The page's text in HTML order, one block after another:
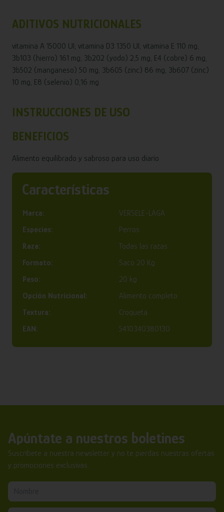
ADITIVOS NUTRICIONALES
vitamina A 15000 UI, vitamina D3 1350 UI, vitamina E 110 mg,
3b103 (hierro) 161 mg, 3b202 (yodo) 2,5 mg, E4 (cobre) 6 mg,
3b502 (manganeso) 50 mg, 3b605 (zinc) 86 mg, 3b607 (zinc)
10 mg, E8 (selenio) 0,16 mg
INSTRUCCIONES DE USO
BENEFICIOS
Alimento equilibrado y sabroso para uso diario
Características
Marca:
VERSELE-LAGA
Especies:
Perros
Raza:
Todas las razas
Formato:
Saco 20 Kg
Peso:
20 kg
Opción Nutricional:
Alimento completo
Textura:
Croqueta
EAN:
5410340380130
Apúntate a nuestros boletines
Suscríbete a nuestra newsletter y no te pierdas nuestras ofertas
y promociones exclusivas.